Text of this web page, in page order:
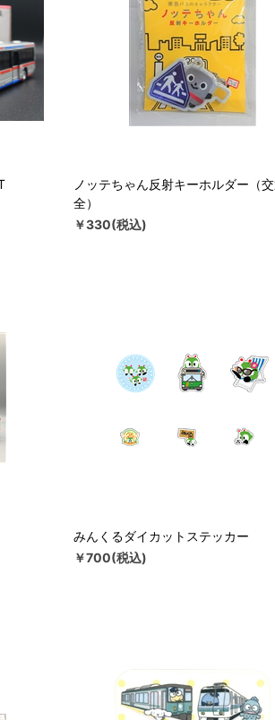
ノッテちゃん反射キーホルダー（
全）
￥330(税込)
みんくるダイカットステッカー
￥700(税込)